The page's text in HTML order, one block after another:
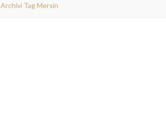
Archivi Tag Mersin